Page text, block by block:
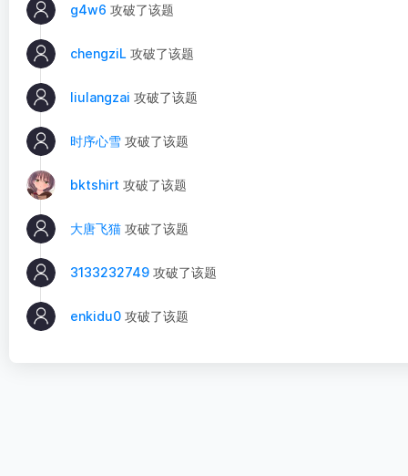
g4w6 攻破了该题
chengziL 攻破了该题
liulangzai 攻破了该题
时序心雪 攻破了该题
bktshirt 攻破了该题
大唐飞猫 攻破了该题
3133232749 攻破了该题
enkidu0 攻破了该题